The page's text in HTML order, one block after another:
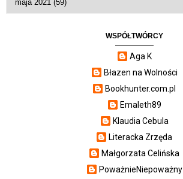
WSPÓŁTWÓRCY
Aga K
Błazen na Wolności
Bookhunter.com.pl
Emaleth89
Klaudia Cebula
Literacka Zrzęda
Małgorzata Celińska
PoważnieNiepoważny